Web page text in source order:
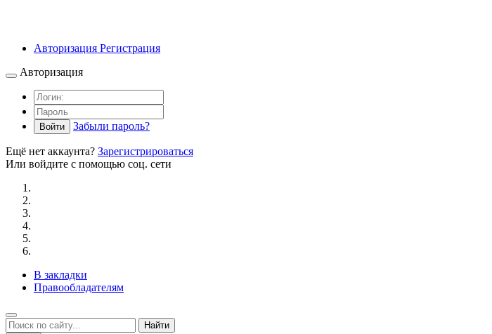
Авторизация Регистрация
Авторизация
Войти Забыли пароль?
Ещё нет аккаунта? Зарегистрироваться
Или войдите с помощью соц. сети
В закладки
Правообладателям
Найти